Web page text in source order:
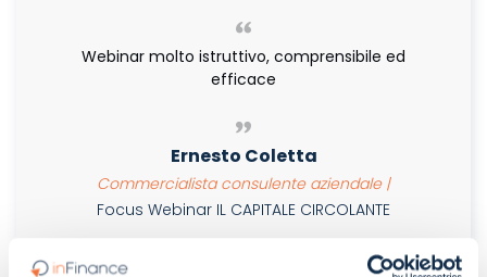
Webinar molto istruttivo, comprensibile ed
efficace
Ernesto Coletta
Commercialista consulente aziendale |
Focus Webinar IL CAPITALE CIRCOLANTE